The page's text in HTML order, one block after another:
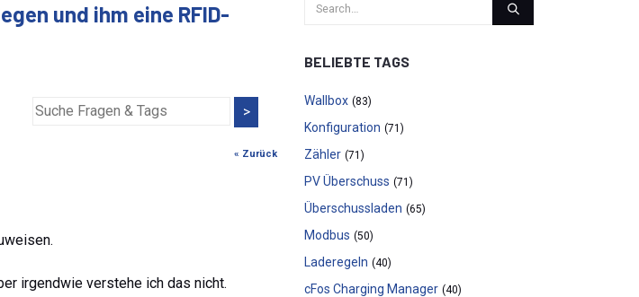
und ihm eine RFID-
>
« Zurück
irgendwie verstehe ich das nicht.
BELIEBTE TAGS
Wallbox (83)
Konfiguration (71)
Zähler (71)
PV Überschuss (71)
Überschussladen (65)
Modbus (50)
Laderegeln (40)
cFos Charging Manager (40)